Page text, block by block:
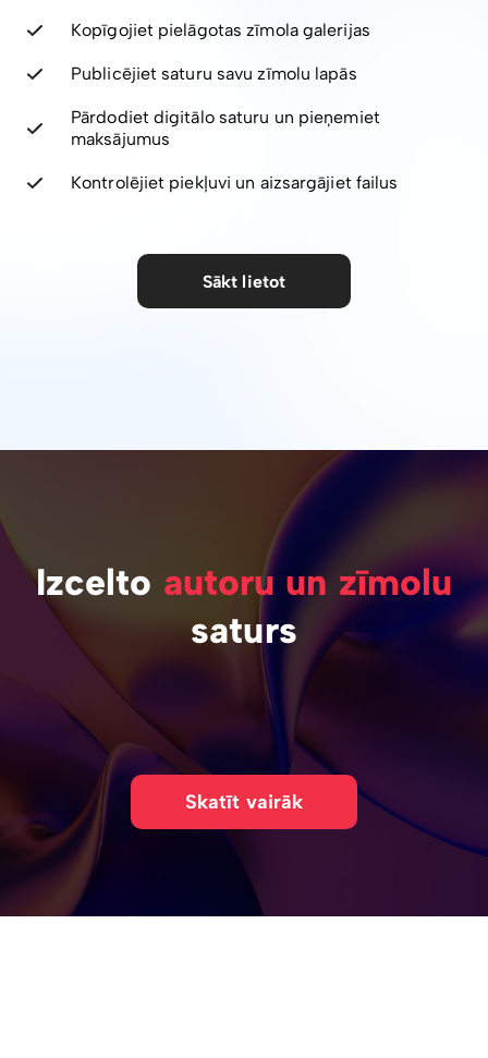
Kopīgojiet pielāgotas zīmola galerijas
Publicējiet saturu savu zīmolu lapās
Pārdodiet digitālo saturu un pieņemiet
maksājumus
Kontrolējiet piekļuvi un aizsargājiet failus
Sākt lietot
Izcelto autoru un zīmolu
saturs
Skatīt vairāk